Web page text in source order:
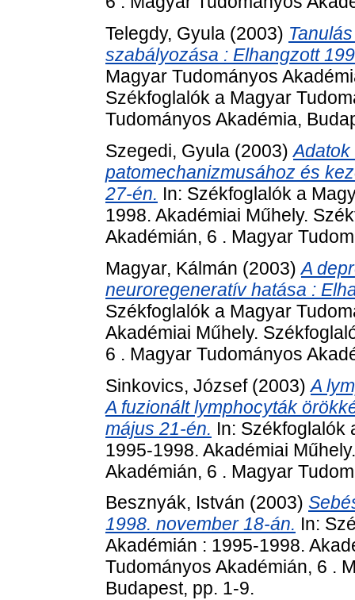
Telegdy, Gyula (2003)
szabályozása : Elhangzott
Magyar Tudományos
Székfoglalók a Magyar
Tudományos Akadémia,
Szegedi, Gyula (2003)
patomechanizmusához és
27-én. In: Székfoglalók a
1998. Akadémiai Műhely.
Akadémián, 6 . Magyar
Magyar, Kálmán (2003)A
neuroregeneratív hatása :
Székfoglalók a Magyar
Akadémiai Műhely.
6 . Magyar Tudományos
Sinkovics, József(2003)A
A fuzionált lymphocyták
május 21-én. In: Székfoglalók
1995-1998. Akadémiai
Akadémián, 6 . Magyar
Besznyák, István (2003)
1998. november 18-án. In:
Akadémián : 1995-1998.
Tudományos Akadémián, 6 .
Budapest, pp. 1-9.